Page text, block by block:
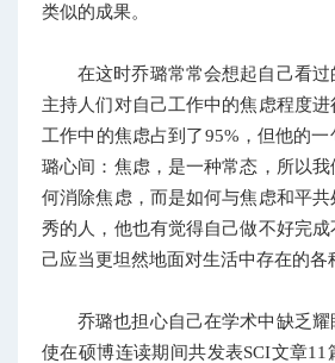
类似的成果。
在这时乔璐常常会想起自己看
主持人们对自己工作中的焦虑程度
工作中的焦虑占到了95%，但他的
璐心间：焦虑，是一种常态，所以
何消除焦虑，而是如何与焦虑和平
秀的人，他也有觉得自己做不好完
己应当更坦然地面对生活中存在的各
乔璐也担心自己在学术中缺乏
使在硕博连读期间共发表SCI文章